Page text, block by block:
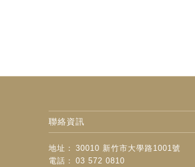
聯絡資訊
地址：
30010 新竹市大學路1001號
電話：
03 572 0810